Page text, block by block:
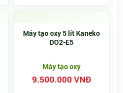
Máy tạo oxy 5 lít Kaneko
DO2-E5
Máy tạo oxy
9.500.000 VNĐ